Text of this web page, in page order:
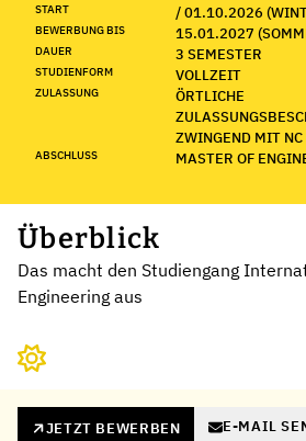
START / 01.10.2026
BEWERBUNG BIS 15.01.2027
DAUER 3 SEMESTER
STUDIENFORM VOLLZEIT
ZULASSUNG
ÖRTLICHE
ZWINGEND MIT NC
ABSCHLUSS MASTER OF
Überblick
Das macht den Studiengang
Engineering aus
JETZT BEWERBEN E-MAIL